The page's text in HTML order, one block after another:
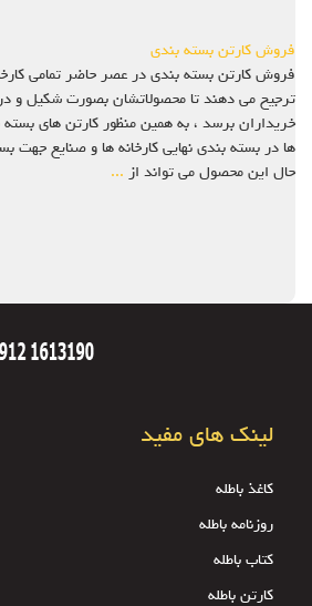
فروش کارتن بسته بندی
فروش کارتن بسته بندی در عصر حاضر تمامی
ترجیح می دهند تا محصولاتشان بصورت شکیل و
خریداران برسد ، به همین منظور کارتن های بسته
ها در بسته بندی نهایی کارخانه ها و صنایع جهت
حال این محصول می تواند از ...
لینک های مفید
کاغذ باطله
روزنامه باطله
کتاب باطله
کارتن باطله